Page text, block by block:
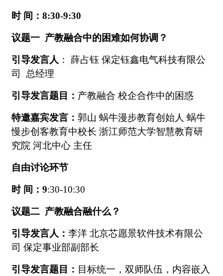
时 间： 8:30-9:30
议题一 产教融合中的困难如何协调？
引导发言人 ： 薛占钰 保定钰鑫电气科技有限公
司
总经理
引导发言题目： 产教融合 校企合作中的困惑
特邀嘉宾发言： 郭山 蜗牛漫步教育创始人 蜗牛
慢步创客教育中校长 浙江师范大学智慧教育研
究院 河北中心 主任
自由讨论环节
时 间： 9:30-10:30
议题二 产教融合融什么？
引导发言人： 李洋 北京芯愿景软件技术有限公
司 保定事业部副部长
引导发言题目： 目标统一，双师队伍，内容嵌入